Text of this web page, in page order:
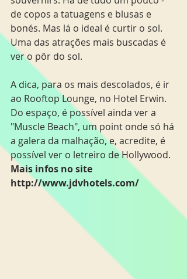
de copos a tatuagens e blusas e
bonés. Mas lá o ideal é curtir o sol.
Uma das atrações mais buscadas é
ver o pôr do sol.
A dica, para os mais descolados, é ir
ao Rooftop Lounge, no Hotel Erwin.
Do espaço, é possível ainda ver a
"Muscle Beach", um point onde só há
a galera da malhação, e, acredite, é
possível ver o letreiro de Hollywood.
Mais infos no site
http://www.jdvhotels.com/